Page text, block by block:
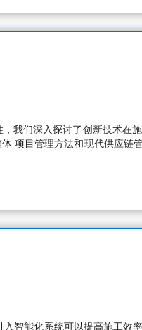
我们深入探讨了创新技术在
项目管理方法和现代供应
智能化系统可以提高施工效